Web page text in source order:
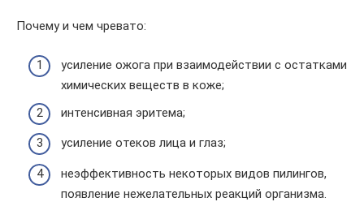
Почему и чем чревато:
усиление ожога при взаимодействии с остатками
химических веществ в коже;
интенсивная эритема;
усиление отеков лица и глаз;
неэффективность некоторых видов пилингов,
появление нежелательных реакций организма.